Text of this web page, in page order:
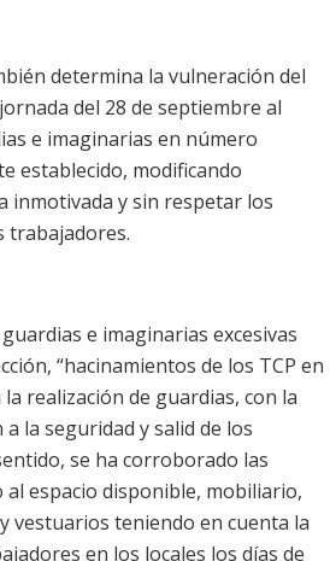
determina la vulneración del
del 28 de septiembre al
e imaginarias en número
establecido, modificando
inmotivada y sin respetar los
trabajadores.
e imaginarias excesivas
“hacinamientos de los TCP en
realización de guardias, con la
la seguridad y salid de los
se ha corroborado las
al espacio disponible, mobiliario,
vestuarios teniendo en cuenta la
en los locales los días de